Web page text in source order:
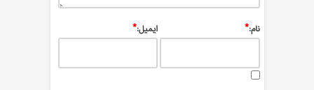
نام:* ایمیل:*